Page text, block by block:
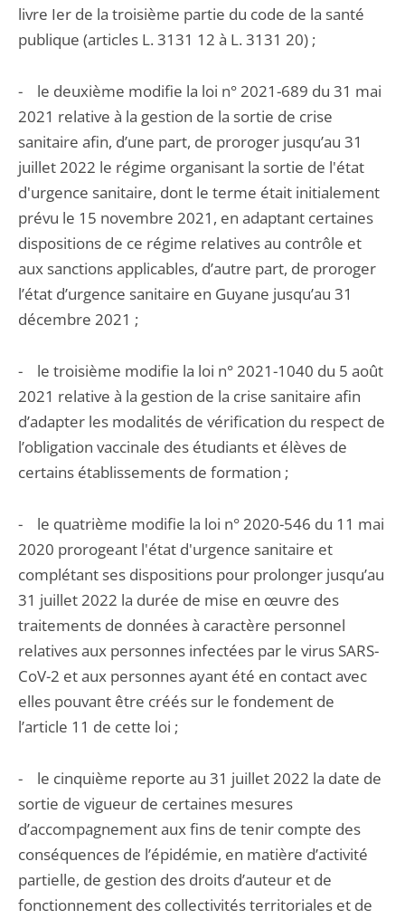
livre Ier de la troisième partie du code de la santé
publique (articles L. 3131 12 à L. 3131 20) ;
- le deuxième modifie la loi n° 2021-689 du 31 mai
2021 relative à la gestion de la sortie de crise
sanitaire afin, d’une part, de proroger jusqu’au 31
juillet 2022 le régime organisant la sortie de l'état
d'urgence sanitaire, dont le terme était initialement
prévu le 15 novembre 2021, en adaptant certaines
dispositions de ce régime relatives au contrôle et
aux sanctions applicables, d’autre part, de proroger
l’état d’urgence sanitaire en Guyane jusqu’au 31
décembre 2021 ;
- le troisième modifie la loi n° 2021-1040 du 5 août
2021 relative à la gestion de la crise sanitaire afin
d’adapter les modalités de vérification du respect de
l’obligation vaccinale des étudiants et élèves de
certains établissements de formation ;
- le quatrième modifie la loi n° 2020-546 du 11 mai
2020 prorogeant l'état d'urgence sanitaire et
complétant ses dispositions pour prolonger jusqu’au
31 juillet 2022 la durée de mise en œuvre des
traitements de données à caractère personnel
relatives aux personnes infectées par le virus SARS-
CoV-2 et aux personnes ayant été en contact avec
elles pouvant être créés sur le fondement de
l’article 11 de cette loi ;
- le cinquième reporte au 31 juillet 2022 la date de
sortie de vigueur de certaines mesures
d’accompagnement aux fins de tenir compte des
conséquences de l’épidémie, en matière d’activité
partielle, de gestion des droits d’auteur et de
fonctionnement des collectivités territoriales et de